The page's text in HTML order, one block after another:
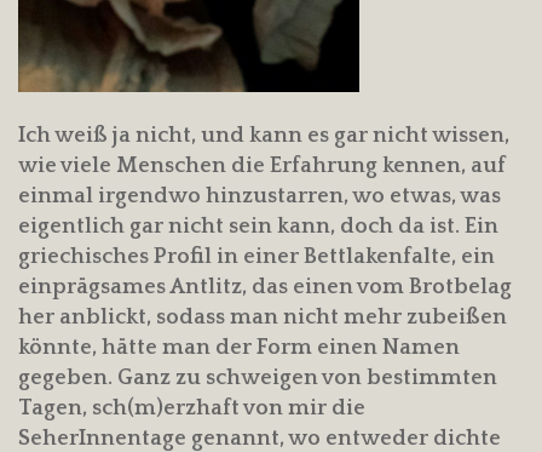
Ich weiß ja nicht, und kann es gar nicht wissen,
wie viele Menschen die Erfahrung kennen, auf
einmal irgendwo hinzustarren, wo etwas, was
eigentlich gar nicht sein kann, doch da ist. Ein
griechisches Profil in einer Bettlakenfalte, ein
einprägsames Antlitz, das einen vom Brotbelag
her anblickt, sodass man nicht mehr zubeißen
könnte, hätte man der Form einen Namen
gegeben. Ganz zu schweigen von bestimmten
Tagen, sch(m)erzhaft von mir die
SeherInnentage genannt, wo entweder dichte